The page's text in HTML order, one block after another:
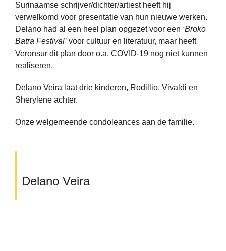
Surinaamse schrijver/dichter/artiest heeft hij
verwelkomd voor presentatie van hun nieuwe werken.
Delano had al een heel plan opgezet voor een ‘Broko
Batra Festival’ voor cultuur en literatuur, maar heeft
Veronsur dit plan door o.a. COVID-19 nog niet kunnen
realiseren.
Delano Veira laat drie kinderen, Rodillio, Vivaldi en
Sherylene achter.
Onze welgemeende condoleances aan de familie.
Delano Veira